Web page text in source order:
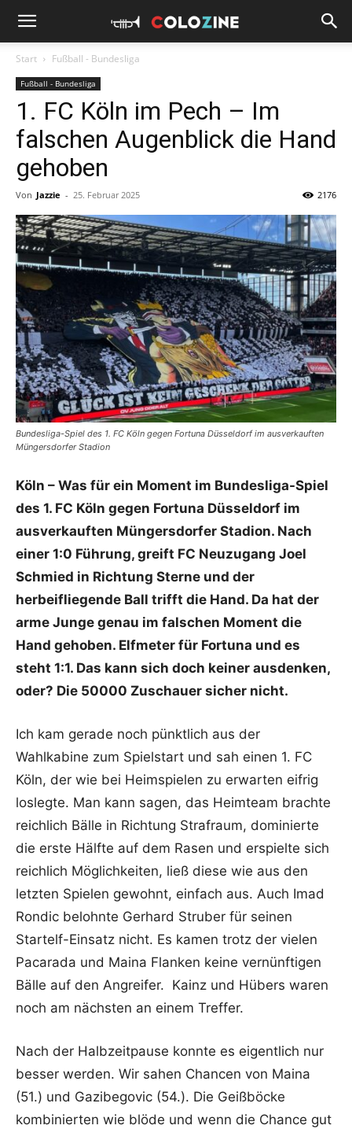
Start Fußball - Bundesliga
Fußball - Bundesliga
1. FC Köln im Pech – Im
falschen Augenblick die Hand
gehoben
Von Jazzie - 25. Februar 2025 2176
Bundesliga-Spiel des 1. FC Köln gegen Fortuna Düsseldorf im ausverkauften
Müngersdorfer Stadion
Köln – Was für ein Moment im Bundesliga-Spiel
des 1. FC Köln gegen Fortuna Düsseldorf im
ausverkauften Müngersdorfer Stadion. Nach
einer 1:0 Führung, greift FC Neuzugang Joel
Schmied in Richtung Sterne und der
herbeifliegende Ball trifft die Hand. Da hat der
arme Junge genau im falschen Moment die
Hand gehoben. Elfmeter für Fortuna und es
steht 1:1. Das kann sich doch keiner ausdenken,
oder? Die 50000 Zuschauer sicher nicht.
Ich kam gerade noch pünktlich aus der
Wahlkabine zum Spielstart und sah einen 1. FC
Köln, der wie bei Heimspielen zu erwarten eifrig
loslegte. Man kann sagen, das Heimteam brachte
reichlich Bälle in Richtung Strafraum, dominierte
die erste Hälfte auf dem Rasen und erspielte sich
reichlich Möglichkeiten, ließ diese wie aus den
letzten Spielen gewohnt, einfach aus. Auch Imad
Rondic belohnte Gerhard Struber für seinen
Startelf-Einsatz nicht. Es kamen trotz der vielen
Pacarada und Maina Flanken keine vernünftigen
Bälle auf den Angreifer. Kainz und Hübers waren
noch am nächsten an einem Treffer.
Nach der Halbzeitpause konnte es eigentlich nur
besser werden. Wir sahen Chancen von Maina
(51.) und Gazibegovic (54.). Die Geißböcke
kombinierten wie blöde und wenn die Chance gut